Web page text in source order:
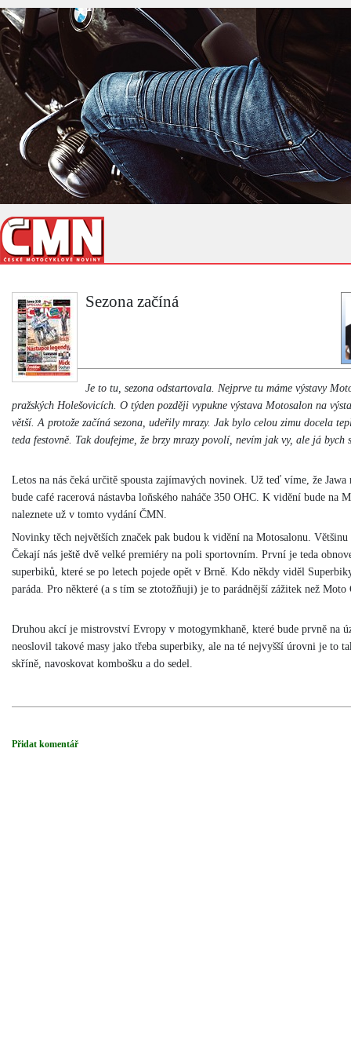
Sezona začíná
Je to tu, sezona odstartovala. Nejprve tu máme výstavy
pražských Holešovicích. O týden později vypukne výstava Motosalon na
větší. A protože začíná sezona, udeřily mrazy. Jak bylo celou zimu docela
teda festovně. Tak doufejme, že brzy mrazy povolí, nevím jak vy, ale já bych
Letos na nás čeká určitě spousta zajímavých novinek. Už teď víme, že
bude café racerová nástavba loňského naháče 350 OHC. K vidění bude
naleznete už v tomto vydání ČMN.
Novinky těch největších značek pak budou k vidění na Motosalonu. Většinu
Čekají nás ještě dvě velké premiéry na poli sportovním. První je teda
superbiků, které se po letech pojede opět v Brně. Kdo někdy viděl
paráda. Pro některé (a s tím se ztotožňuji) je to parádnější zážitek než Moto
Druhou akcí je mistrovství Evropy v motogymkhaně, které bude prvně na
neoslovil takové masy jako třeba superbiky, ale na té nejvyšší úrovni je to
skříně, navoskovat kombošku a do sedel.
Přidat komentář